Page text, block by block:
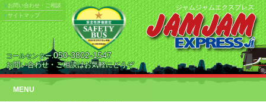
ジャムジャムエクスプレス
コールセンター.050-3802-1547
お問い合わせ・ご相談はお気軽にどうぞ
お問い合わせ・ご相談
サイトマップ
MENU